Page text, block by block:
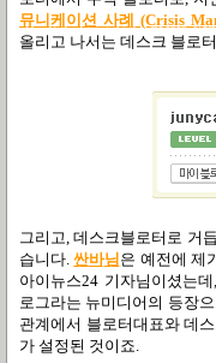
뮤니케이션 사례 (Crisis
올리고 나서는 데스크 블로
그리고, 데스크블로터로 거
습니다.싼바님 은 예전에 제
아이뉴스24 기자님이셨는
로그라는 뉴미디어의 등장
관계에서 블로터대표와 데
가 설정된 것이죠.